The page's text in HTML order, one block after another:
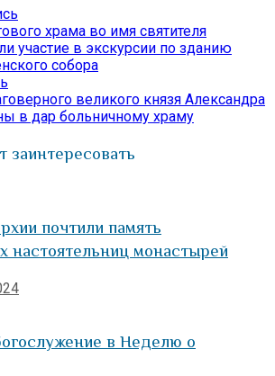
запись:храма во имя святителя
участие в экскурсии по зданию
собора
запись:
великого князя Александра
в дар больничному храму
заинтересовать
почтили память
настоятельниц монастырей
в Неделю о